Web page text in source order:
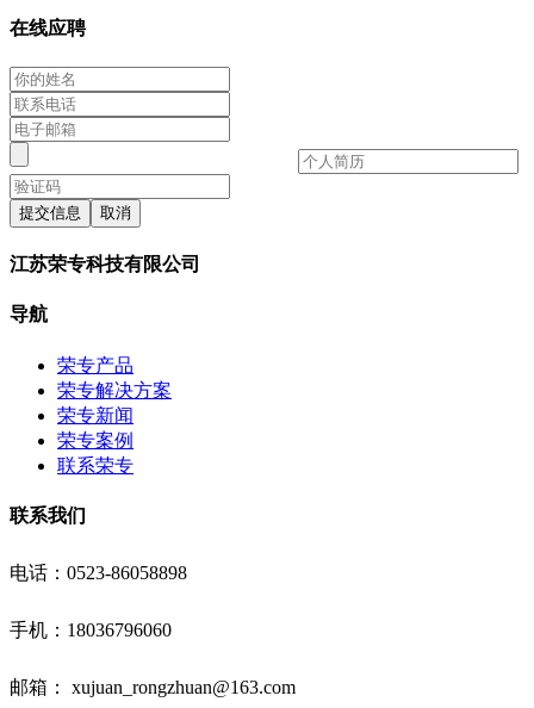
在线应聘
提交信息 取消
江苏荣专科技有限公司
导航
荣专产品
荣专解决方案
荣专新闻
荣专案例
联系荣专
联系我们
电话：0523-86058898
手机：18036796060
邮箱： xujuan_rongzhuan@163.com